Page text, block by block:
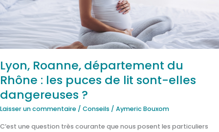
Lyon, Roanne, département du
Rhône : les puces de lit sont-elles
dangereuses ?
Laisser un commentaire / Conseils / Aymeric Bouxom
C’est une question très courante que nous posent les particuliers
les
puces
de
lit
elles
dangereuses
?